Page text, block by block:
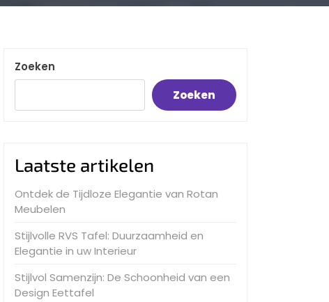
Zoeken
Zoeken
Laatste artikelen
Ontdek de Tijdloze Elegantie van Rotan
Meubelen
Stijlvolle RVS Tafel: Duurzaamheid en
Elegantie in uw Interieur
Stijlvol Samenzijn: De Schoonheid van een
Design Eettafel